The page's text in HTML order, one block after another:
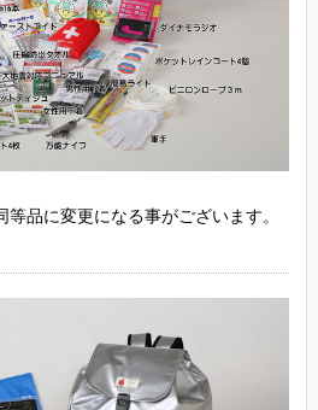
品に変更になる事がございます。